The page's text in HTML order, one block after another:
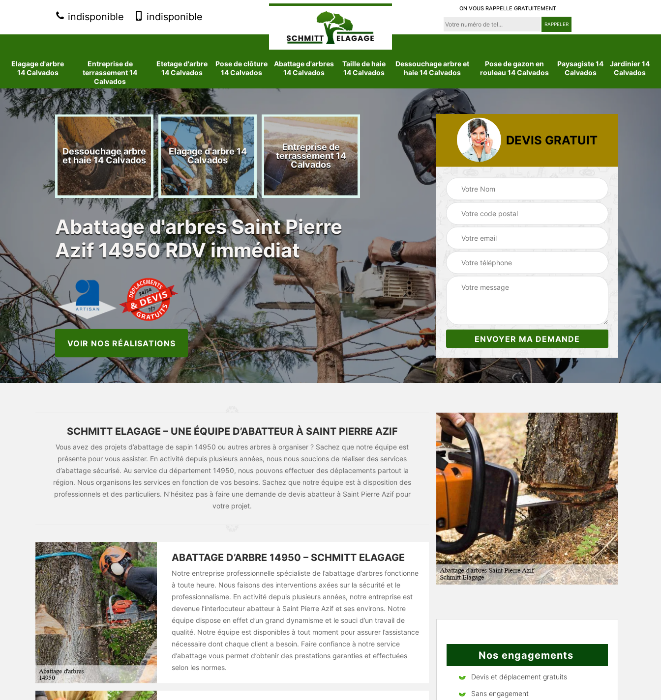
indisponible indisponible
ON VOUS RAPPELLE GRATUITEMENT
Elagage d'arbre
14 Calvados
Entreprise de
terrassement 14
Calvados
Etetage d'arbre
14 Calvados
Pose de clôture
14 Calvados
Abattage d'arbres
14 Calvados
Taille de haie
14 Calvados
Dessouchage arbre et
haie 14 Calvados
Pose de gazon en
rouleau 14 Calvados
Paysagiste 14
Calvados
Jardinier 14
Calvados
Dessouchage arbre
et haie 14 Calvados
Elagage d'arbre 14
Calvados
Entreprise de
terrassement 14
Calvados
Etetage d'arbre 14
Calvados
Jardinier 14
Abattage d'arbres Saint Pierre
Azif 14950 RDV immédiat
VOIR NOS RÉALISATIONS
DEVIS GRATUIT
SCHMITT ELAGAGE – UNE ÉQUIPE D’ABATTEUR À SAINT PIERRE AZIF
Vous avez des projets d’abattage de sapin 14950 ou autres arbres à organiser ? Sachez que notre équipe est
présente pour vous assister. En activité depuis plusieurs années, nous nous soucions de réaliser des services
d’abattage sécurisé. Au service du département 14950, nous pouvons effectuer des déplacements partout la
région. Nous organisons les services en fonction de vos besoins. Sachez que notre équipe est à disposition des
professionnels et des particuliers. N’hésitez pas à faire une demande de devis abatteur à Saint Pierre Azif pour
votre projet.
ABATTAGE D’ARBRE 14950 – SCHMITT ELAGAGE
Notre entreprise professionnelle spécialiste de l’abattage d’arbres fonctionne
à toute heure. Nous faisons des interventions axées sur la sécurité et le
professionnalisme. En activité depuis plusieurs années, notre entreprise est
devenue l’interlocuteur abatteur à Saint Pierre Azif et ses environs. Notre
équipe dispose en effet d’un grand dynamisme et le souci d’un travail de
qualité. Notre équipe est disponibles à tout moment pour assurer l’assistance
nécessaire dont chaque client a besoin. Faire confiance à notre service
d’abattage vous permet d’obtenir des prestations garanties et effectuées
selon les normes.
Nos engagements
Devis et déplacement gratuits
Sans engagement